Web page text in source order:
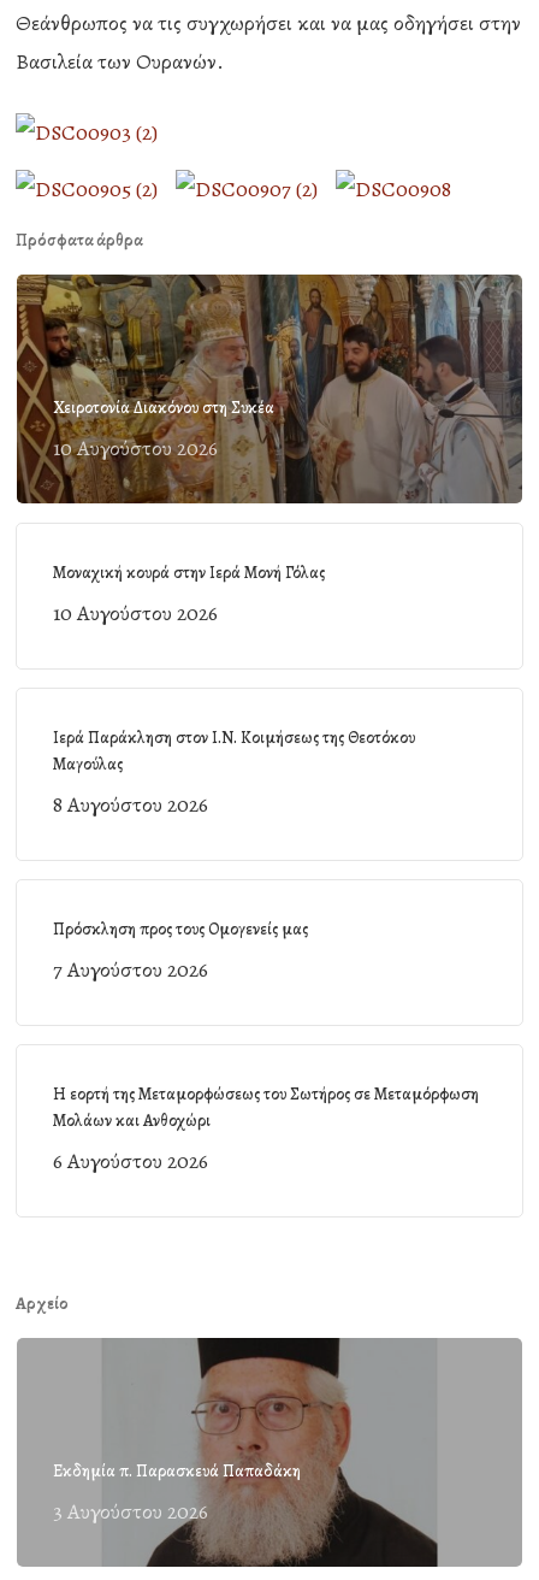
Θεάνθρωπος να τις συγχωρήσει και να μας οδηγήσει στην
Βασιλεία των Ουρανών.
Πρόσφατα άρθρα
Χειροτονία Διακόνου στη Συκέα
10 Αυγούστου 2026
Μοναχική κουρά στην Ιερά Μονή Γόλας
10 Αυγούστου 2026
Ιερά Παράκληση στον Ι.Ν. Κοιμήσεως της Θεοτόκου
Μαγούλας
8 Αυγούστου 2026
Πρόσκληση προς τους Ομογενείς μας
7 Αυγούστου 2026
Η εορτή της Μεταμορφώσεως του Σωτήρος σε Μεταμόρφωση
Μολάων και Ανθοχώρι
6 Αυγούστου 2026
Αρχείο
Εκδημία π. Παρασκευά Παπαδάκη
3 Αυγούστου 2026